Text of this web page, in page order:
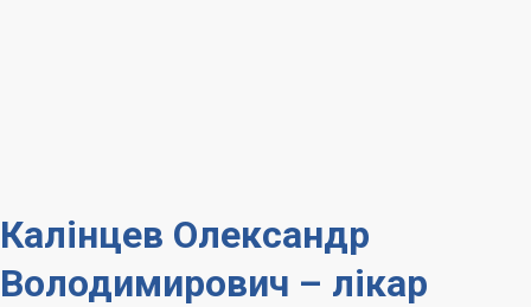
Калінцев Олександр
Володимирович – лікар